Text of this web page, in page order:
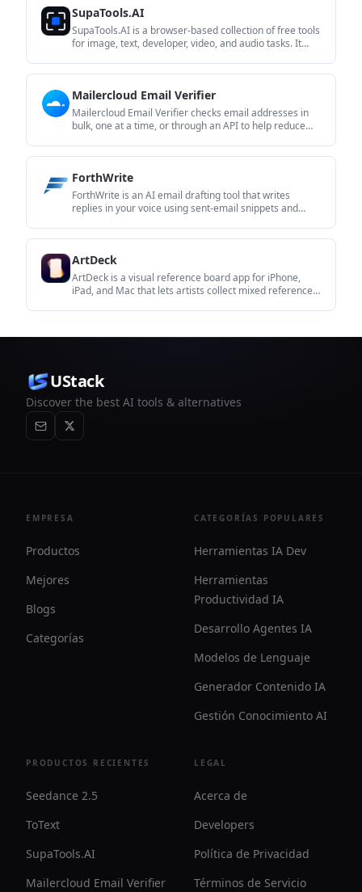
SupaTools.AI
SupaTools.AI is a browser-based collection of free tools
for image, text, developer, video, and audio tasks. It
Mailercloud Email Verifier
Mailercloud Email Verifier checks email addresses in
bulk, one at a time, or through an API to help reduce
ForthWrite
ForthWrite is an AI email drafting tool that writes
replies in your voice using sent-email snippets and
ArtDeck
ArtDeck is a visual reference board app for iPhone,
iPad, and Mac that lets artists collect mixed reference
UStack
Discover the best AI tools & alternatives
EMPRESA
Productos
Mejores
Blogs
Categorías
CATEGORÍAS POPULARES
Herramientas IA Dev
Herramientas
Productividad IA
Desarrollo Agentes IA
Modelos de Lenguaje
Generador Contenido IA
Gestión Conocimiento AI
PRODUCTOS RECIENTES
Seedance 2.5
ToText
SupaTools.AI
Mailercloud Email Verifier
LEGAL
Acerca de
Developers
Política de Privacidad
Términos de Servicio